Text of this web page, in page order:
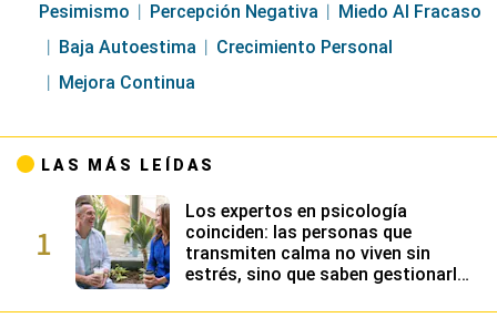
Pesimismo Percepción Negativa
Miedo Al Fracaso
Baja Autoestima
Crecimiento Personal
Mejora Continua
LAS MÁS LEÍDAS
1
Los expertos en psicología
coinciden: las personas que
transmiten calma no viven sin
estrés, sino que saben gestionarlo
emocional